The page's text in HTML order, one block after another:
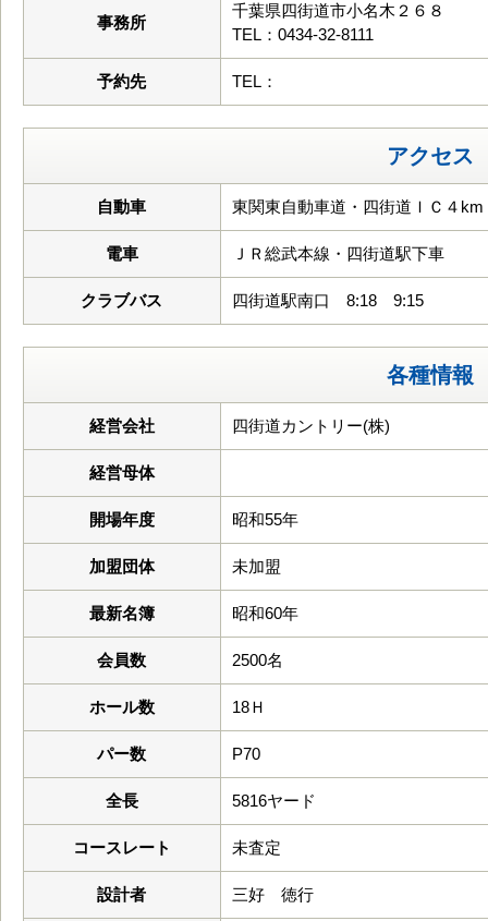
事務所
千葉県四街道市小名木２６８
TEL：0434-32-8111
予約先 TEL：
アクセス
自動車 東関東自動車道・四街道ＩＣ４km
電車 ＪＲ総武本線・四街道駅下車
クラブバス 四街道駅南口 8:18 9:15
各種情報
経営会社 四街道カントリー(株)
経営母体
開場年度 昭和55年
加盟団体 未加盟
最新名簿 昭和60年
会員数 2500名
ホール数 18Ｈ
パー数 P70
全長 5816ヤード
コースレート 未査定
設計者 三好 徳行